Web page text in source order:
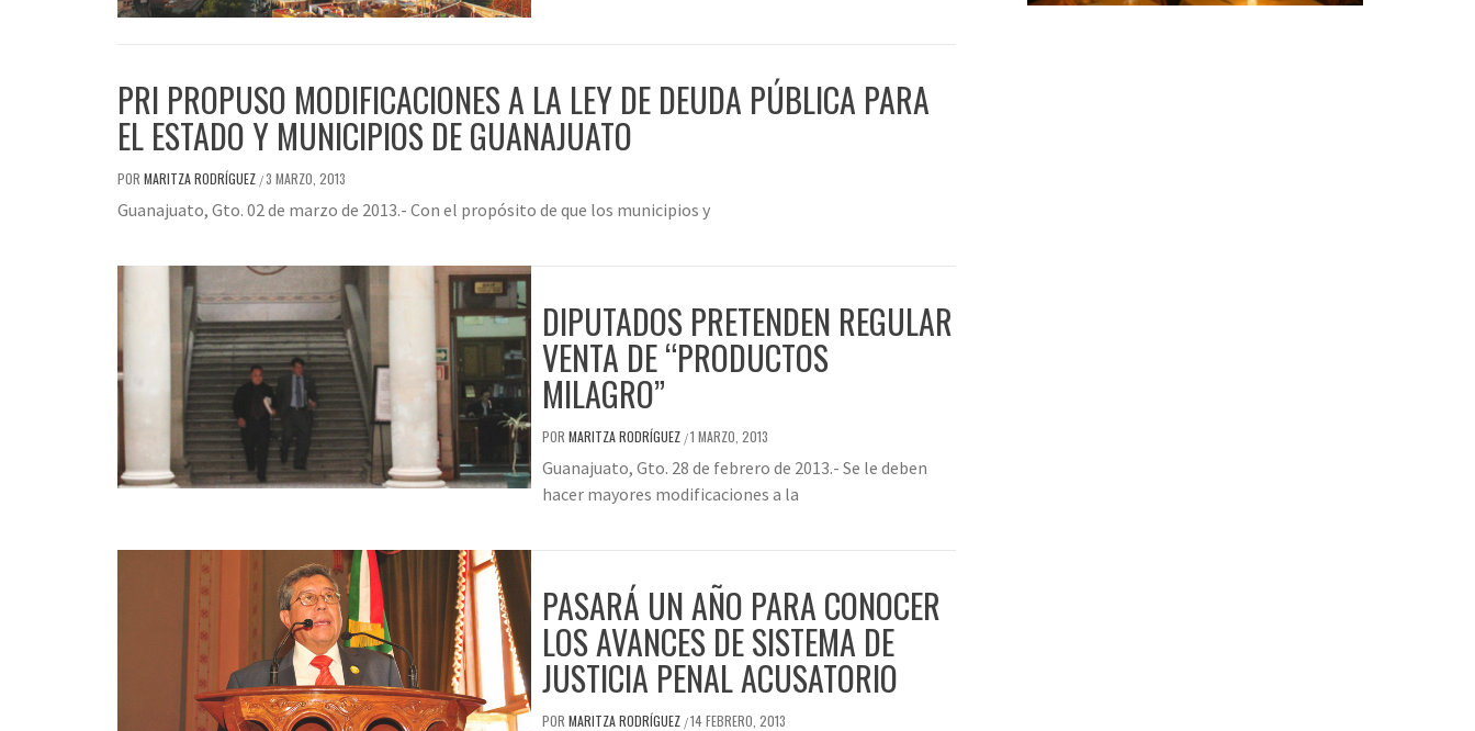
PRI PROPUSO MODIFICACIONES A LA LEY DE DEUDA PÚBLICA PARA
EL ESTADO Y MUNICIPIOS DE GUANAJUATO
POR MARITZA RODRÍGUEZ /3 MARZO, 2013
Guanajuato, Gto. 02 de marzo de 2013.- Con el propósito de que los municipios y
DIPUTADOS PRETENDEN REGULAR
VENTA DE “PRODUCTOS
MILAGRO”
POR MARITZA RODRÍGUEZ /1 MARZO, 2013
Guanajuato, Gto. 28 de febrero de 2013.- Se le deben
hacer mayores modificaciones a la
PASARÁ UN AÑO PARA CONOCER
LOS AVANCES DE SISTEMA DE
JUSTICIA PENAL ACUSATORIO
POR MARITZA RODRÍGUEZ /14 FEBRERO, 2013